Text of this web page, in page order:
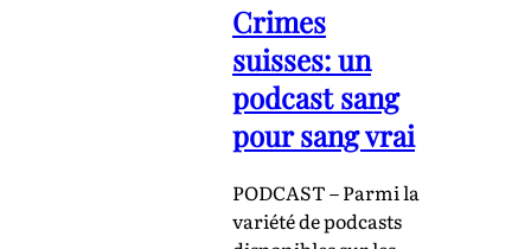
Crimes
suisses: un
podcast sang
pour sang vrai
PODCAST – Parmi la
variété de podcasts